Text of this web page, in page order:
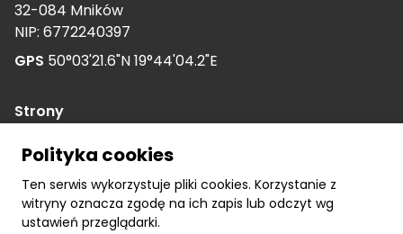
Polityka cookies
Ten serwis wykorzystuje pliki cookies. Korzystanie z
witryny oznacza zgodę na ich zapis lub odczyt wg
ustawień przeglądarki.
32-084 Mników
NIP: 6772240397
GPS 50°03'21.6"N 19°44'04.2"E
Strony
Kariera
Nasza historia
Dokumenty